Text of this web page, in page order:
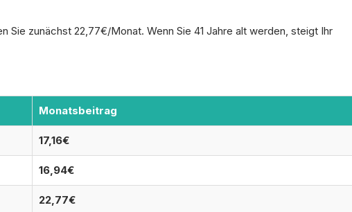
Sie zunächst 22,77€/Monat. Wenn Sie 41 Jahre alt werden, steigt Ihr
Monatsbeitrag
17,16€
16,94€
22,77€